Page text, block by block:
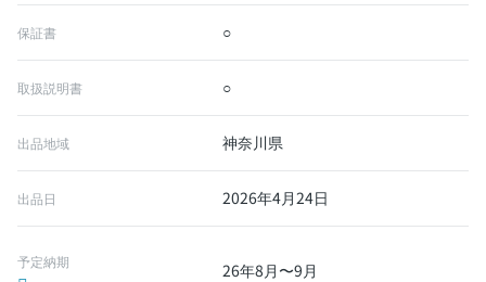
保証書 ○
取扱説明書 ○
出品地域 神奈川県
出品日 2026年4月24日
予定納期 26年8月〜9月